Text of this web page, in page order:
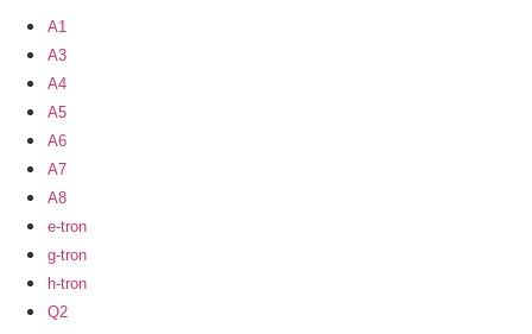
A1
A3
A4
A5
A6
A7
A8
e-tron
g-tron
h-tron
Q2